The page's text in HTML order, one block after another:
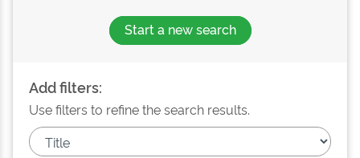
Start a new search
Add filters:
Use filters to refine the search results.